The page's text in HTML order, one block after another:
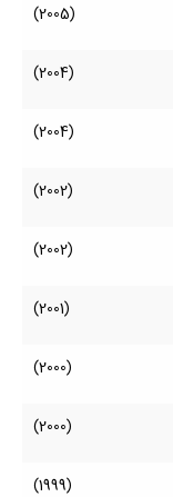
(2005)
(2004)
(2004)
(2002)
(2002)
(2001)
(2000)
(2000)
(1999)